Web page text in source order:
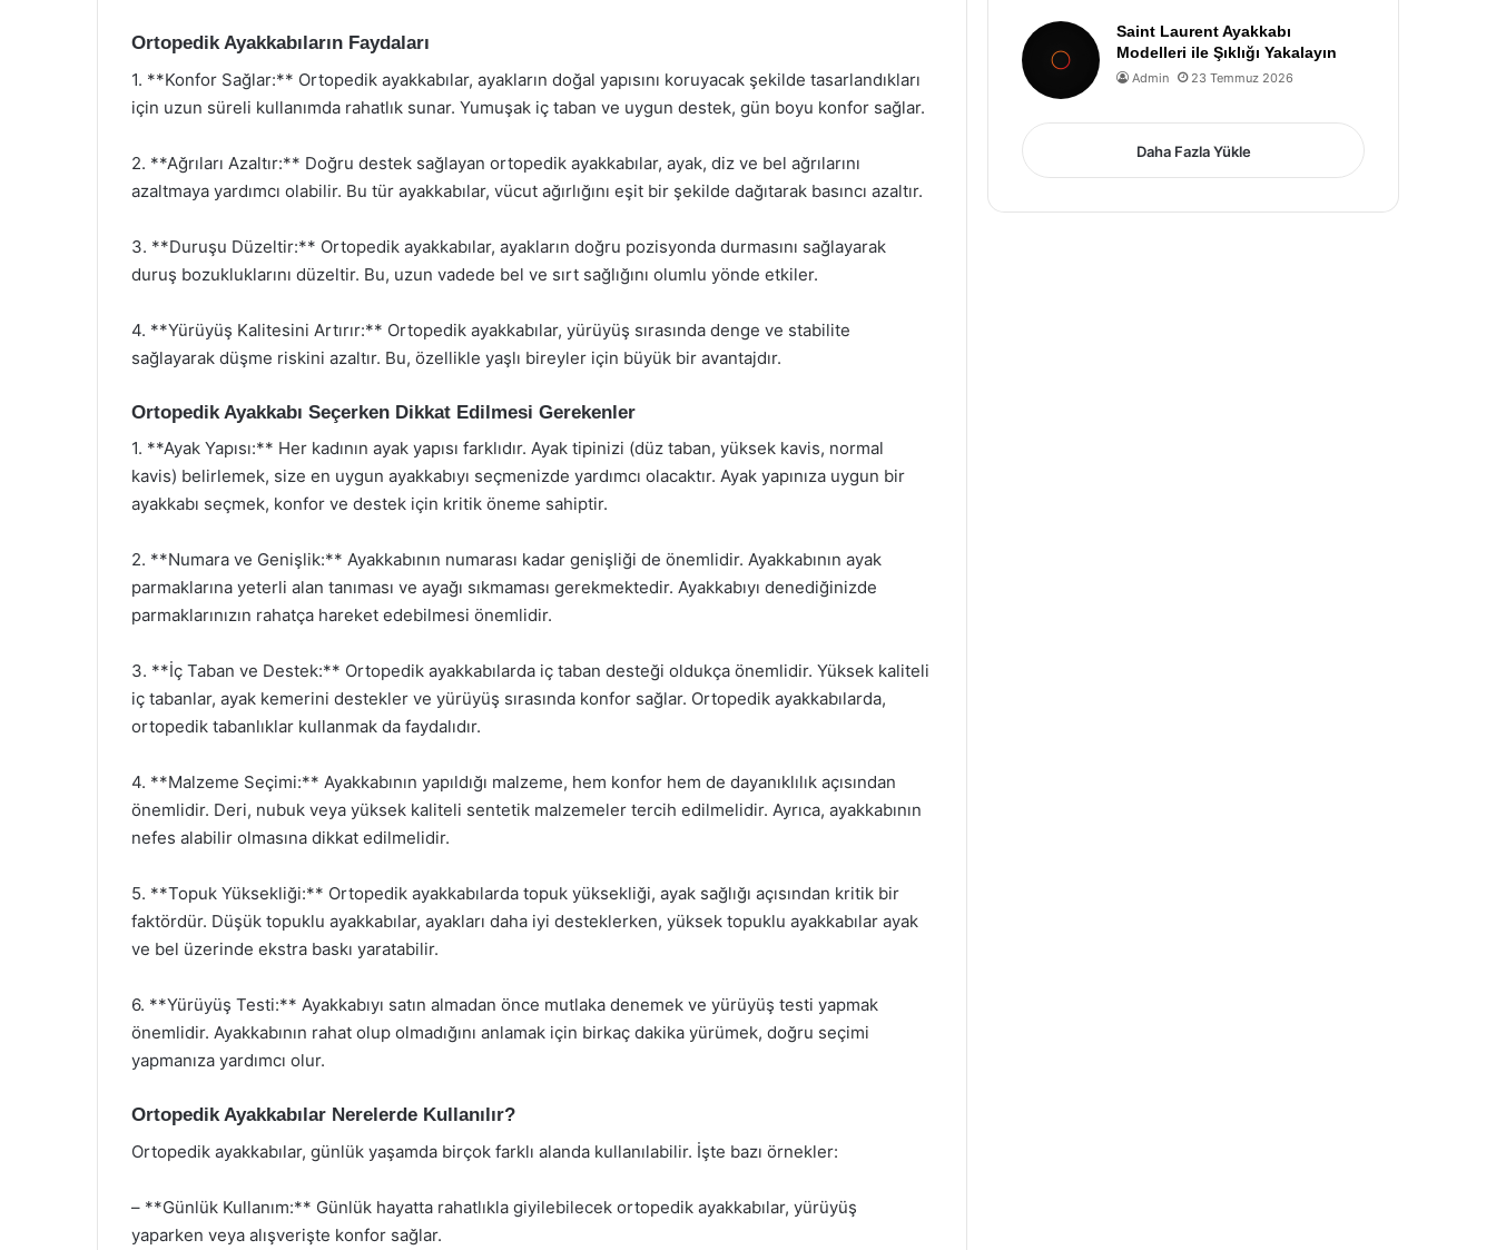
Ortopedik Ayakkabıların Faydaları
1. **Konfor Sağlar:** Ortopedik ayakkabılar, ayakların doğal yapısını koruyacak şekilde tasarlandıkları
için uzun süreli kullanımda rahatlık sunar. Yumuşak iç taban ve uygun destek, gün boyu konfor sağlar.
2. **Ağrıları Azaltır:** Doğru destek sağlayan ortopedik ayakkabılar, ayak, diz ve bel ağrılarını
azaltmaya yardımcı olabilir. Bu tür ayakkabılar, vücut ağırlığını eşit bir şekilde dağıtarak basıncı azaltır.
3. **Duruşu Düzeltir:** Ortopedik ayakkabılar, ayakların doğru pozisyonda durmasını sağlayarak
duruş bozukluklarını düzeltir. Bu, uzun vadede bel ve sırt sağlığını olumlu yönde etkiler.
4. **Yürüyüş Kalitesini Artırır:** Ortopedik ayakkabılar, yürüyüş sırasında denge ve stabilite
sağlayarak düşme riskini azaltır. Bu, özellikle yaşlı bireyler için büyük bir avantajdır.
Ortopedik Ayakkabı Seçerken Dikkat Edilmesi Gerekenler
1. **Ayak Yapısı:** Her kadının ayak yapısı farklıdır. Ayak tipinizi (düz taban, yüksek kavis, normal
kavis) belirlemek, size en uygun ayakkabıyı seçmenizde yardımcı olacaktır. Ayak yapınıza uygun bir
ayakkabı seçmek, konfor ve destek için kritik öneme sahiptir.
2. **Numara ve Genişlik:** Ayakkabının numarası kadar genişliği de önemlidir. Ayakkabının ayak
parmaklarına yeterli alan tanıması ve ayağı sıkmaması gerekmektedir. Ayakkabıyı denediğinizde
parmaklarınızın rahatça hareket edebilmesi önemlidir.
3. **İç Taban ve Destek:** Ortopedik ayakkabılarda iç taban desteği oldukça önemlidir. Yüksek kaliteli
iç tabanlar, ayak kemerini destekler ve yürüyüş sırasında konfor sağlar. Ortopedik ayakkabılarda,
ortopedik tabanlıklar kullanmak da faydalıdır.
4. **Malzeme Seçimi:** Ayakkabının yapıldığı malzeme, hem konfor hem de dayanıklılık açısından
önemlidir. Deri, nubuk veya yüksek kaliteli sentetik malzemeler tercih edilmelidir. Ayrıca, ayakkabının
nefes alabilir olmasına dikkat edilmelidir.
5. **Topuk Yüksekliği:** Ortopedik ayakkabılarda topuk yüksekliği, ayak sağlığı açısından kritik bir
faktördür. Düşük topuklu ayakkabılar, ayakları daha iyi desteklerken, yüksek topuklu ayakkabılar ayak
ve bel üzerinde ekstra baskı yaratabilir.
6. **Yürüyüş Testi:** Ayakkabıyı satın almadan önce mutlaka denemek ve yürüyüş testi yapmak
önemlidir. Ayakkabının rahat olup olmadığını anlamak için birkaç dakika yürümek, doğru seçimi
yapmanıza yardımcı olur.
Ortopedik Ayakkabılar Nerelerde Kullanılır?
Ortopedik ayakkabılar, günlük yaşamda birçok farklı alanda kullanılabilir. İşte bazı örnekler:
– **Günlük Kullanım:** Günlük hayatta rahatlıkla giyilebilecek ortopedik ayakkabılar, yürüyüş
yaparken veya alışverişte konfor sağlar.
Saint Laurent Ayakkabı
Modelleri ile Şıklığı Yakalayın
Admin 23 Temmuz 2026
Daha Fazla Yükle